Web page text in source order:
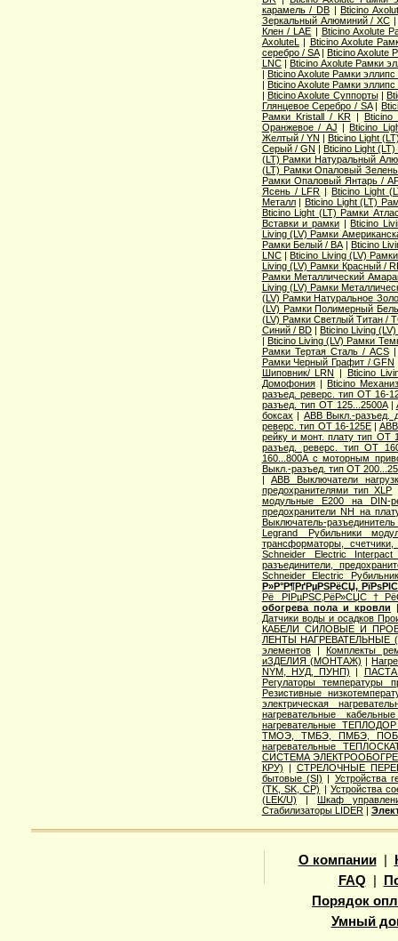
карамель / DB|Bticino
Зеркальный Алюминий / XC
Клен / LAE | Bticino Axolute
AxoluteL
| Bticino Axolute
серебро / SA|Bticino Axolute
LNC|Bticino Axolute Рамки
| Bticino Axolute Рамки
| Bticino Axolute Рамки
|Bticino Axolute Суппорты|
Глянцевое Серебро / SA|
Рамки Kristall / KR|
Оранжевое / AJ |Bticino
Желтый / YN | Bticino Light
Серый / GN |Bticino Light
(LT) Рамки Натуральный
(LT) Рамки Опаловый
Рамки Опаловый Янтарь /
Ясень / LFR |Bticino Light
Металл| Bticino Light (LT)
Bticino Light (LT) Рамки
Вставки и рамки |Bticino
Living (LV) Рамки
Рамки Белый / BA| Bticino
LNC|Bticino Living (LV)
Living (LV) Рамки Красный /
Рамки Металлический
Living (LV) Рамки
(LV) Рамки Натуральное
(LV) Рамки Полимерный
(LV) Рамки Светлый Титан /
Синий / BD|Bticino Living
| Bticino Living (LV) Рамки
Рамки Тертая Сталь / ACS
Рамки Черный Графит / GFN
Шиповник/ LRN
| Bticino
Домофония|Bticino
разъед. реверс. тип OT 16-
разъед. тип OT 125...2500A|
боксах | ABB Выкл.-разъед.
реверс. тип OT 16-125E|
рейку и монт. плату тип OT
разъед. реверс. тип OT
160...800A с моторным
Выкл.-разъед. тип OT
| ABB Выключатели
предохранителями тип XLP
модульные E200 на DIN-
предохранители NH на
Выключатель-
Legrand Рубильники
трансформаторы,
Schneider Electric
разъединители,
Schneider Electric
Р»Р°Р¶РґРµРЅРёСЏ,
Рё
обогрева пола и кровли
Датчики воды и осадков
КАБЕЛИ СИЛОВЫЕ И
ЛЕНТЫ НАГРЕВАТЕЛЬНЫЕ
элементов|Комплекты
иЗДЕЛИЯ (МОНТАЖ) |
NYM, НУД, ПУНП)
| ПАСТА
Регулаторы температуры
Резистивные
электрическая
нагревательные
нагревательные
ТМОЭ, ТМБЭ, ПМБЭ,
нагревательные
СИСТЕМА
КРУ) | СТРЕЛОЧНЫЕ
бытовые (SI) | Устройства
(TK, SK, СР) | Устройства
(LEK/U) |Шкаф
Стабилизаторы LIDER|
О компании|
FAQ
Порядок
Умный